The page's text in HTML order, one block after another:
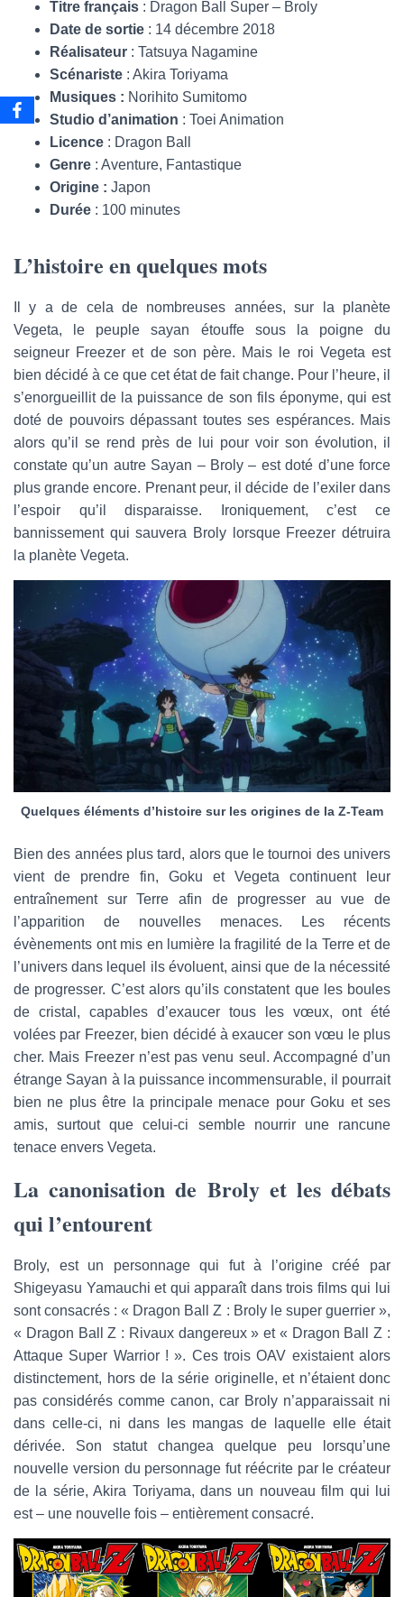
Titre français : Dragon Ball Super – Broly
Date de sortie : 14 décembre 2018
Réalisateur : Tatsuya Nagamine
Scénariste : Akira Toriyama
Musiques : Norihito Sumitomo
Studio d’animation : Toei Animation
Licence : Dragon Ball
Genre : Aventure, Fantastique
Origine : Japon
Durée : 100 minutes
L’histoire en quelques mots
Il y a de cela de nombreuses années, sur la planète
Vegeta, le peuple sayan étouffe sous la poigne du
seigneur Freezer et de son père. Mais le roi Vegeta est
bien décidé à ce que cet état de fait change. Pour l’heure, il
s’enorgueillit de la puissance de son fils éponyme, qui est
doté de pouvoirs dépassant toutes ses espérances. Mais
alors qu’il se rend près de lui pour voir son évolution, il
constate qu’un autre Sayan – Broly – est doté d’une force
plus grande encore. Prenant peur, il décide de l’exiler dans
l’espoir qu’il disparaisse. Ironiquement, c’est ce
bannissement qui sauvera Broly lorsque Freezer détruira
la planète Vegeta.
Quelques éléments d’histoire sur les origines de la Z-Team
Bien des années plus tard, alors que le tournoi des univers
vient de prendre fin, Goku et Vegeta continuent leur
entraînement sur Terre afin de progresser au vue de
l’apparition de nouvelles menaces. Les récents
évènements ont mis en lumière la fragilité de la Terre et de
l’univers dans lequel ils évoluent, ainsi que de la nécessité
de progresser. C’est alors qu’ils constatent que les boules
de cristal, capables d’exaucer tous les vœux, ont été
volées par Freezer, bien décidé à exaucer son vœu le plus
cher. Mais Freezer n’est pas venu seul. Accompagné d’un
étrange Sayan à la puissance incommensurable, il pourrait
bien ne plus être la principale menace pour Goku et ses
amis, surtout que celui-ci semble nourrir une rancune
tenace envers Vegeta.
La canonisation de Broly et les débats
qui l’entourent
Broly, est un personnage qui fut à l’origine créé par
Shigeyasu Yamauchi et qui apparaît dans trois films qui lui
sont consacrés : « Dragon Ball Z : Broly le super guerrier »,
« Dragon Ball Z : Rivaux dangereux » et « Dragon Ball Z :
Attaque Super Warrior ! ». Ces trois OAV existaient alors
distinctement, hors de la série originelle, et n’étaient donc
pas considérés comme canon, car Broly n’apparaissait ni
dans celle-ci, ni dans les mangas de laquelle elle était
dérivée. Son statut changea quelque peu lorsqu’une
nouvelle version du personnage fut réécrite par le créateur
de la série, Akira Toriyama, dans un nouveau film qui lui
est – une nouvelle fois – entièrement consacré.